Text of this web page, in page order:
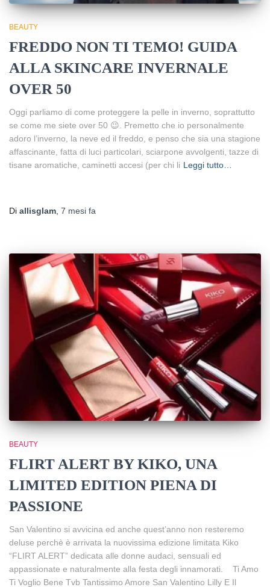
BEAUTY
FREDDO NON TI TEMO! GUIDA
ALLA SKINCARE INVERNALE
OVER 50
Oggi parliamo di come proteggere la pelle in inverno, soprattutto
se come me siete over 50 😉. Premetto che io personalmente
adoro l’inverno, la neve ed il freddo, e penso che sia una stagione
affascinante, fatta di luci particolari, sciarpone avvolgenti, tazze di
tisane aromatiche, caminetti accesi (per chi li Leggi tutto…
Di allisglam 7 mesi fa
BEAUTY
FLIRT ALERT BY KIKO, UNA
LIMITED EDITION PIENA DI
PASSIONE
San Valentino si avvicina ed anche quest’anno non resteremo
deluse perchè è arrivata la nuovissima edizione limitata Kiko
“FLIRT ALERT” dedicata alle donne audaci, sensuali ed
appassionate e naturalmente alla festa degli innamorati. Ti Amo
Ti Voglio Bene Tvb Tantissimo Amore San Valentino Lilly E Il